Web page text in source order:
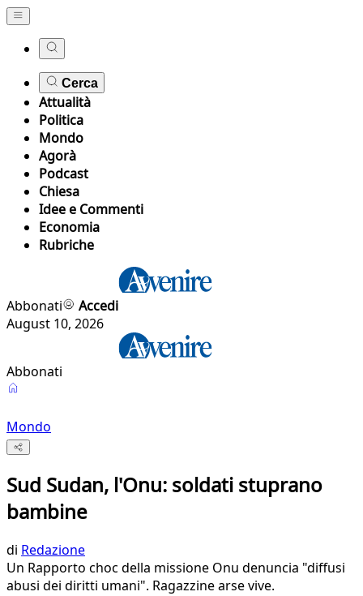
Cerca
Attualità
Politica
Mondo
Agorà
Podcast
Chiesa
Idee e Commenti
Economia
Rubriche
Abbonati
Accedi
August 10, 2026
Abbonati
Mondo
Sud Sudan, l'Onu: soldati stuprano
bambine
di Redazione
Un Rapporto choc della missione Onu denuncia "diffusi
abusi dei diritti umani". Ragazzine arse vive.